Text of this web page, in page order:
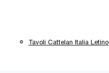
Tavoli Cattelan Italia Letino